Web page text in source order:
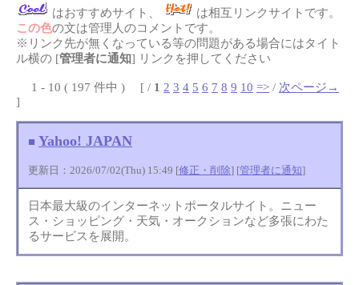
はおすすめサイト、
は相互リンクサイトです。
この色の文は管理人のコメントです。
※リンク先が無くなっている等の問題がある場合にはタイト
ル横の [管理者に通知] リンクを押してください
1 - 10 ( 197 件中 ) [ / 1 2 3 4 5 6 7 8 9 10 => / 次ページ→
]
■ Yahoo! JAPAN
更新日：2026/07/02(Thu) 15:49 [修正・削除] [管理者に通知]
日本最大級のインターネットポータルサイト。ニュー
ス・ショッピング・天気・オークションなど多張にわた
るサービスを展開。